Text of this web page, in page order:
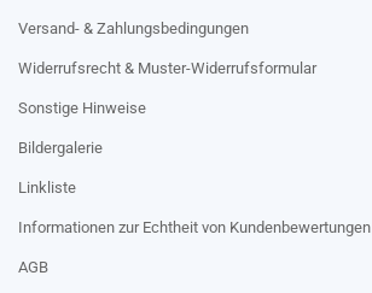
Versand- & Zahlungsbedingungen
Widerrufsrecht & Muster-Widerrufsformular
Sonstige Hinweise
Bildergalerie
Linkliste
Informationen zur Echtheit von Kundenbewertungen
AGB